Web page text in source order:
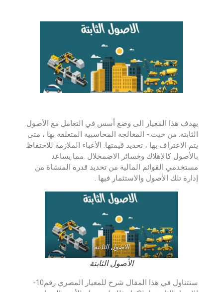
يهدف هذا المعيار الى وضع أسس في التعامل مع الأصول
الثابتة. من حيث:- المعالجة المحاسبية المتعلقة بها ، متى
يتم الاعتراف بها ، تحديد قيمتها. الأعباء الملازمة للاحتفاظ
بالأصول كالإهلاك وخسائر الاضمحلال .مما يساعد
مستخدمي القوائم المالية من تحديد قدرة المنشاة من
إدارة تلك الأصول والاستثمار فيها .
الاصول الثابتة
الأصول الثابتة
سنتناول في هذا المقال شرح للمعيار المصري رقم10-